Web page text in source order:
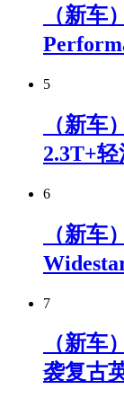
（新车
5
（新车
2.3T+轻
6
（新车
7
（新车
袭复古